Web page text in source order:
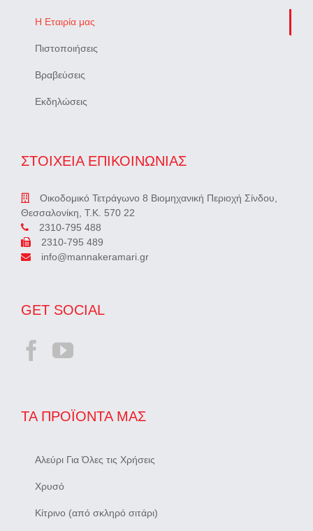
Η Εταιρία μας
Πιστοποιήσεις
Βραβεύσεις
Εκδηλώσεις
ΣΤΟΙΧΕΙΑ ΕΠΙΚΟΙΝΩΝΙΑΣ
Οικοδομικό Τετράγωνο 8 Βιομηχανική Περιοχή Σίνδου,
Θεσσαλονίκη, Τ.Κ. 570 22
2310-795 488
2310-795 489
info@mannakeramari.gr
GET SOCIAL
ΤΑ ΠΡΟΪΌΝΤΑ ΜΑΣ
Αλεύρι Για Όλες τις Χρήσεις
Χρυσό
Κίτρινο (από σκληρό σιτάρι)